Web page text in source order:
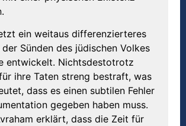
ein weitaus differenzierteres
Sünden des jüdischen Volkes
entwickelt. Nichtsdestotrotz
ihre Taten streng bestraft, was
dass es einen subtilen Fehler
gegeben haben muss.
erklärt, dass die Zeit für